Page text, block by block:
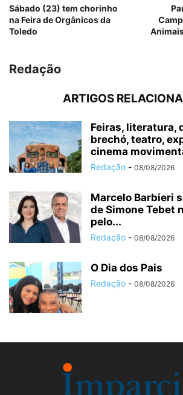
Sábado (23) tem chorinho
na Feira de Orgânicos da
Toledo
Redação
ARTIGOS
Feiras, literatura,
brechó, teatro,
cinema
Redação - 08/08/2026
Marcelo Barbieri
de Simone Tebet
pelo...
Redação - 08/08/2026
O Dia dos Pais
Redação - 08/08/2026